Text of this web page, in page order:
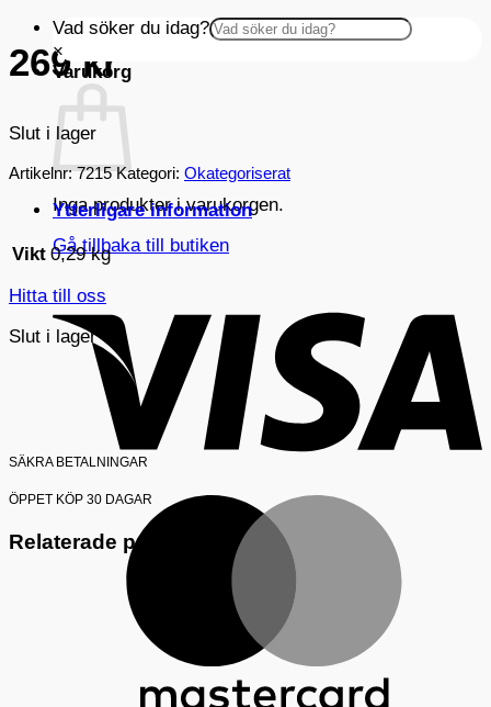
Vad söker du idag?
×
Varukorg
Inga produkter i varukorgen.
Gå tillbaka till butiken
269kr
Slut i lager
Artikelnr:7215 Kategori: Okategoriserat
Ytterligare information
Vikt 0,29 kg
Hitta till oss
Slut i lager
SÄKRA BETALNINGAR
ÖPPET KÖP 30 DAGAR
Relaterade produkter